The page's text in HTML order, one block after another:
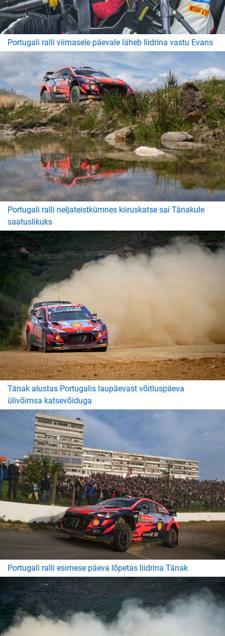
Portugali ralli viimasele päevale läheb liidrina vastu Evans
Portugali ralli neljateistkümnes kiiruskatse sai Tänakule
saatuslikuks
Tänak alustas Portugalis laupäevast võitluspäeva
ülivõimsa katsevõiduga
Portugali ralli esimese päeva lõpetas liidrina Tänak